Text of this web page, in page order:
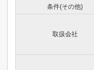
条件(その他)
取扱会社